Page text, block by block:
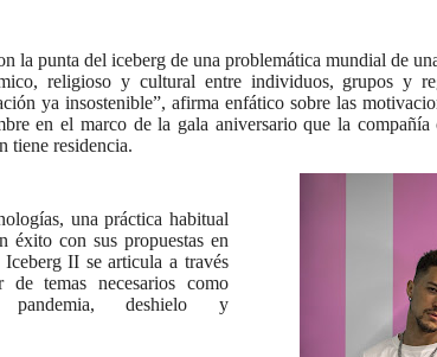
la punta del iceberg de una problemática mundial de
religioso y cultural entre individuos, grupos y
ya insostenible”, afirma enfático sobre las
en el marco de la gala aniversario que la compañía
tiene residencia.
una práctica habitual
éxito con sus propuestas en
II se articula a través
temas necesarios como
pandemia, deshielo y